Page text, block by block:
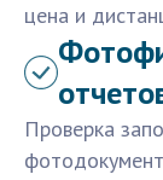
цена и
Проверка